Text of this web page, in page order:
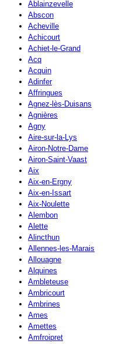
Ablainzevelle
Abscon
Acheville
Achicourt
Achiet-le-Grand
Acq
Acquin
Adinfer
Affringues
Agnez-lès-Duisans
Agnières
Agny
Aire-sur-la-Lys
Airon-Notre-Dame
Airon-Saint-Vaast
Aix
Aix-en-Ergny
Aix-en-Issart
Aix-Noulette
Alembon
Alette
Alincthun
Allennes-les-Marais
Allouagne
Alquines
Ambleteuse
Ambricourt
Ambrines
Ames
Amettes
Amfroipret